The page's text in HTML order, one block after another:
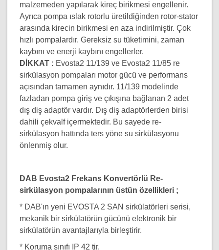
malzemeden yapılarak kireç birikmesi engellenir.
Ayrıca pompa ıslak rotorlu üretildiğinden rotor-stator
arasında kirecin birikmesi en aza indirilmiştir. Çok
hızlı pompalardır. Gereksiz su tüketimini, zaman
kaybını ve enerji kaybını engellerler.
DİKKAT : Evosta2 11/139 ve Evosta2 11/85 re
sirkülasyon pompaları motor gücü ve performans
açısından tamamen aynıdır. 11/139 modelinde
fazladan pompa giriş ve çıkışına bağlanan 2 adet
dış diş adaptör vardır. Dış diş adaptörlerden birisi
dahili çekvalf içermektedir. Bu sayede re-
sirkülasyon hattında ters yöne su sirkülasyonu
önlenmiş olur.
DAB Evosta2 Frekans Konvertörlü Re-
sirkülasyon pompalarının üstün özellikleri ;
* DAB'ın yeni EVOSTA 2 SAN sirkülatörleri serisi,
mekanik bir sirkülatörün gücünü elektronik bir
sirkülatörün avantajlarıyla birleştirir.
* Koruma sınıfı IP 42 tir.